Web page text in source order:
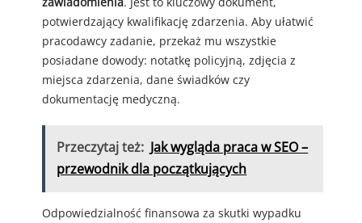
potwierdzający kwalifikację zdarzenia. Aby ułatwić
pracodawcy zadanie, przekaż mu wszystkie
posiadane dowody: notatkę policyjną, zdjęcia z
miejsca zdarzenia, dane świadków czy
dokumentację medyczną.
Przeczytaj też: Jak wygląda praca w SEO –
przewodnik dla początkujących
Odpowiedzialność finansowa za skutki wypadku